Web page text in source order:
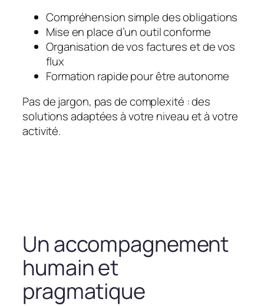
Compréhension simple des obligations
Mise en place d’un outil conforme
Organisation de vos factures et de vos
flux
Formation rapide pour être autonome
Pas de jargon, pas de complexité : des
solutions adaptées à votre niveau et à votre
activité.
Un accompagnement
humain et
pragmatique